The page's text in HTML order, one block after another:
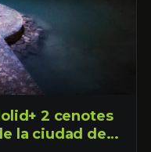
2 cenotes
la ciudad de